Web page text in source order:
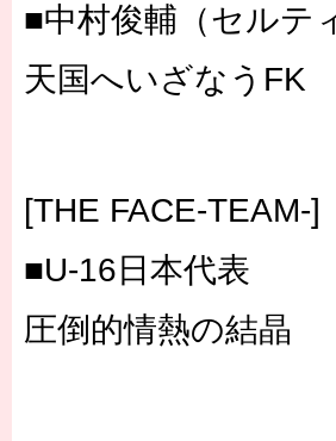
■中村俊輔（セルテ
天国へいざなうFK
[THE FACE-TEAM-]
■U-16日本代表
圧倒的情熱の結晶